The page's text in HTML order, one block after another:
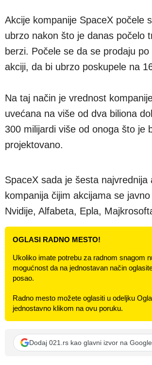
Akcije kompanije SpaceX počele
ubrzo nakon što je danas počelo
berzi. Počele se da se prodaju
akciji, da bi ubrzo poskupele na
Na taj način je vrednost
uvećana na više od dva biliona
300 milijardi više od onoga što je
projektovano.
SpaceX sada je šesta najvrednija
kompanija čijim akcijama se
Nvidije, Alfabeta, Epla,
OGLASI RADNO MESTO!
Ukoliko imate potrebu za radnom snagom
mogućnost da na jednostavan način
posao.
Radno mesto možete oglasiti u odeljku
jednostavno klikom na ovu poruku.
Dodaj 021.rs kao glavni izvor na